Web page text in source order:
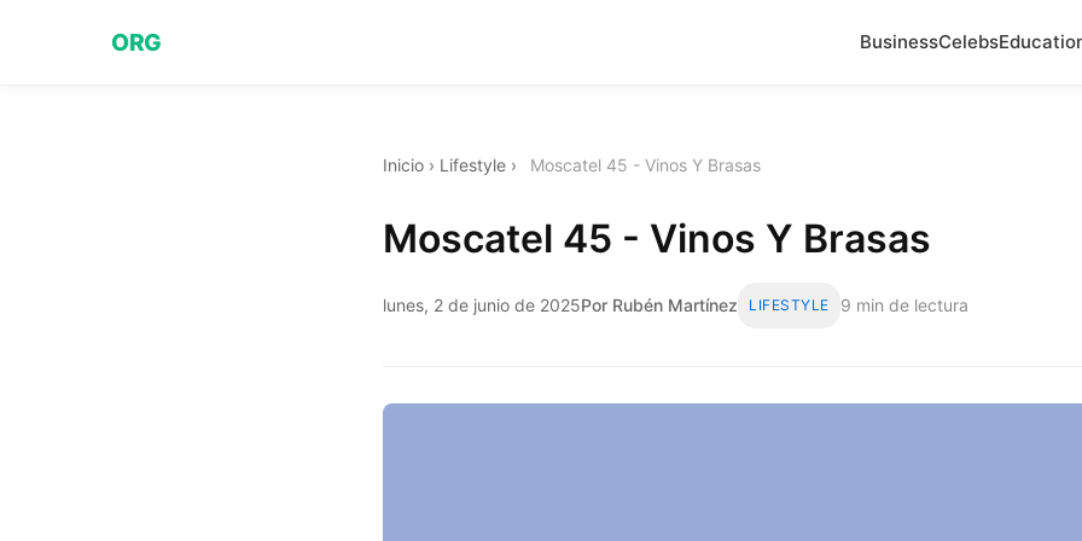
ORG BusinessCelebs
Inicio › Lifestyle › Moscatel 45 - Vinos Y Brasas
Moscatel 45 - Vinos Y Brasas
lunes, 2 de junio de 2025Por Rubén Martínez LIFESTYLE 9 min de lectura